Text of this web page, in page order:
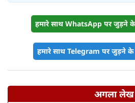
हमारे साथ WhatsApp पर जुड़ने
हमारे साथ Telegram पर जुड़ने
अगला लेख